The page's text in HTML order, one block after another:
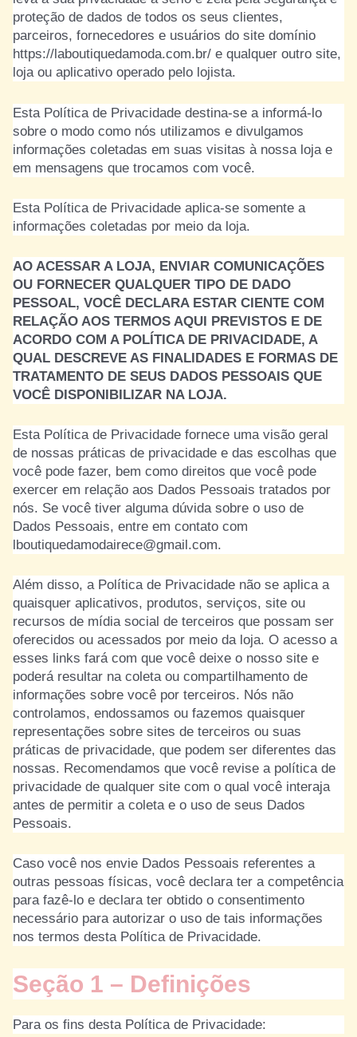
proteção de dados de todos os seus clientes,
parceiros, fornecedores e usuários do site domínio
https://laboutiquedamoda.com.br/ e qualquer outro site,
loja ou aplicativo operado pelo lojista.
Esta Política de Privacidade destina-se a informá-lo
sobre o modo como nós utilizamos e divulgamos
informações coletadas em suas visitas à nossa loja e
em mensagens que trocamos com você.
Esta Política de Privacidade aplica-se somente a
informações coletadas por meio da loja.
AO ACESSAR A LOJA, ENVIAR COMUNICAÇÕES
OU FORNECER QUALQUER TIPO DE DADO
PESSOAL, VOCÊ DECLARA ESTAR CIENTE COM
RELAÇÃO AOS TERMOS AQUI PREVISTOS E DE
ACORDO COM A POLÍTICA DE PRIVACIDADE, A
QUAL DESCREVE AS FINALIDADES E FORMAS DE
TRATAMENTO DE SEUS DADOS PESSOAIS QUE
VOCÊ DISPONIBILIZAR NA LOJA.
Esta Política de Privacidade fornece uma visão geral
de nossas práticas de privacidade e das escolhas que
você pode fazer, bem como direitos que você pode
exercer em relação aos Dados Pessoais tratados por
nós. Se você tiver alguma dúvida sobre o uso de
Dados Pessoais, entre em contato com
lboutiquedamodairece@gmail.com.
Além disso, a Política de Privacidade não se aplica a
quaisquer aplicativos, produtos, serviços, site ou
recursos de mídia social de terceiros que possam ser
oferecidos ou acessados por meio da loja. O acesso a
esses links fará com que você deixe o nosso site e
poderá resultar na coleta ou compartilhamento de
informações sobre você por terceiros. Nós não
controlamos, endossamos ou fazemos quaisquer
representações sobre sites de terceiros ou suas
práticas de privacidade, que podem ser diferentes das
nossas. Recomendamos que você revise a política de
privacidade de qualquer site com o qual você interaja
antes de permitir a coleta e o uso de seus Dados
Pessoais.
Caso você nos envie Dados Pessoais referentes a
outras pessoas físicas, você declara ter a competência
para fazê-lo e declara ter obtido o consentimento
necessário para autorizar o uso de tais informações
nos termos desta Política de Privacidade.
Seção 1 – Definições
Para os fins desta Política de Privacidade: